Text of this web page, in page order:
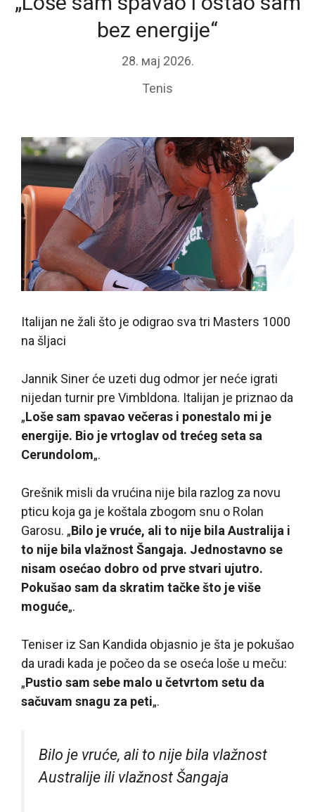
bez energije“
28. мај 2026.
Tenis
Italijan ne žali što je odigrao sva tri Masters 1000
na šljaci
Jannik Siner će uzeti dug odmor jer neće igrati
nijedan turnir pre Vimbldona. Italijan je priznao da
„Loše sam spavao večeras i ponestalo mi je
energije. Bio je vrtoglav od trećeg seta sa
Cerundolom„.
Grešnik misli da vrućina nije bila razlog za novu
pticu koja ga je koštala zbogom snu o Rolan
Garosu. „Bilo je vruće, ali to nije bila Australija i
to nije bila vlažnost Šangaja. Jednostavno se
nisam osećao dobro od prve stvari ujutro.
Pokušao sam da skratim tačke što je više
moguće„.
Teniser iz San Kandida objasnio je šta je pokušao
da uradi kada je počeo da se oseća loše u meču:
„Pustio sam sebe malo u četvrtom setu da
sačuvam snagu za peti„.
Bilo je vruće, ali to nije bila vlažnost
Australije ili vlažnost Šangaja